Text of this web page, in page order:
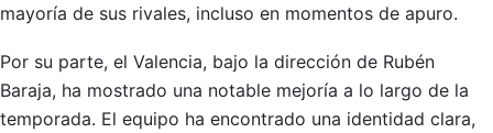
mayoría de sus rivales, incluso en momentos de apuro.
Por su parte, el Valencia, bajo la dirección de Rubén
Baraja, ha mostrado una notable mejoría a lo largo de la
temporada. El equipo ha encontrado una identidad clara,